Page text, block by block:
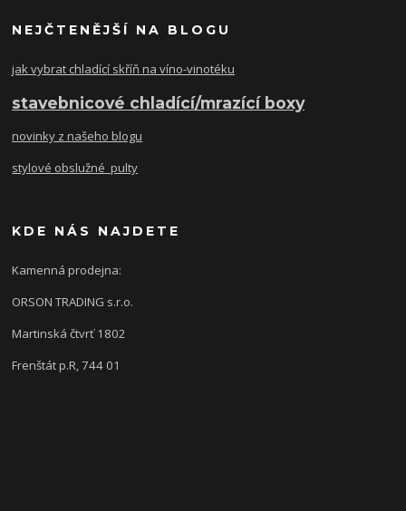
NEJČTENĚJŠÍ NA BLOGU
jak vybrat chladící skříň na víno-vinotéku
stavebnicové chladící/mrazící boxy
novinky z našeho blogu
stylové obslužné pulty
KDE NÁS NAJDETE
Kamenná prodejna:
ORSON TRADING s.r.o.
Martinská čtvrť 1802
Frenštát p.R, 744 01